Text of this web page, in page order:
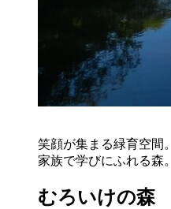
笑顔が集まる緑育空間。
家族で学びにふれる森。
むろいけの森